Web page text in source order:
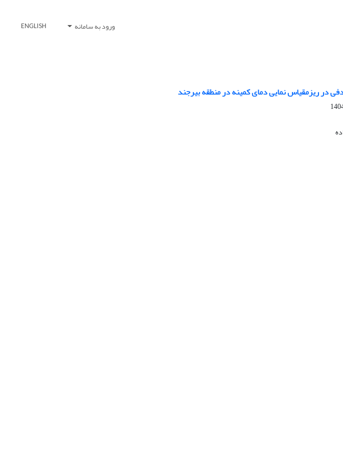
ورود به سامانه ENGLISH
ریزمقیاس نمایی دمای کمینه در منطقه بیرجند